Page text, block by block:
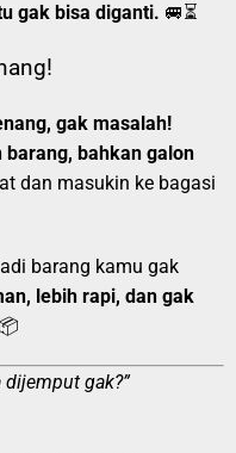
gak bisa diganti. 🚐⏳
gak masalah!
barang, bahkan galon
dan masukin ke bagasi
barang kamu gak
lebih rapi, dan gak
dijemput gak?”